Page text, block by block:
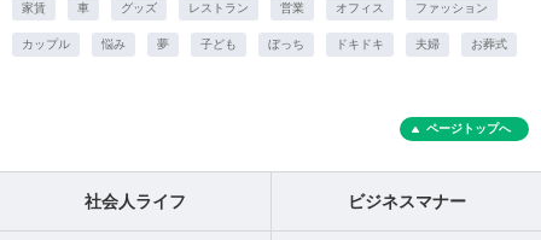
家賃 車 グッズ レストラン 営業 オフィス ファッション
カップル 悩み 夢 子ども ぼっち ドキドキ 夫婦 お葬式
ページトップへ
社会人ライフ ビジネスマナー